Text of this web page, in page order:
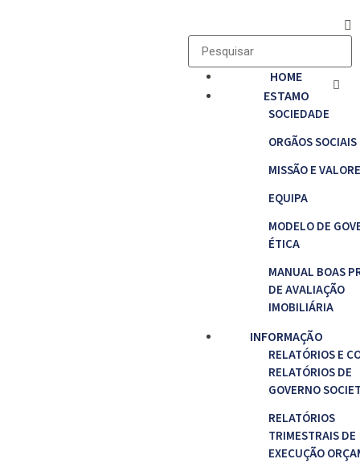
HOME
ESTAMO
SOCIEDADE
ORGÃOS SOCIAIS
MISSÃO E
EQUIPA
MODELO DE
ÉTICA
MANUAL BOAS
DE AVALIAÇÃO
IMOBILIÁRIA
INFORMAÇÃO
RELATÓRIOS E
RELATÓRIOS DE
GOVERNO
RELATÓRIOS
TRIMESTRAIS DE
EXECUÇÃO